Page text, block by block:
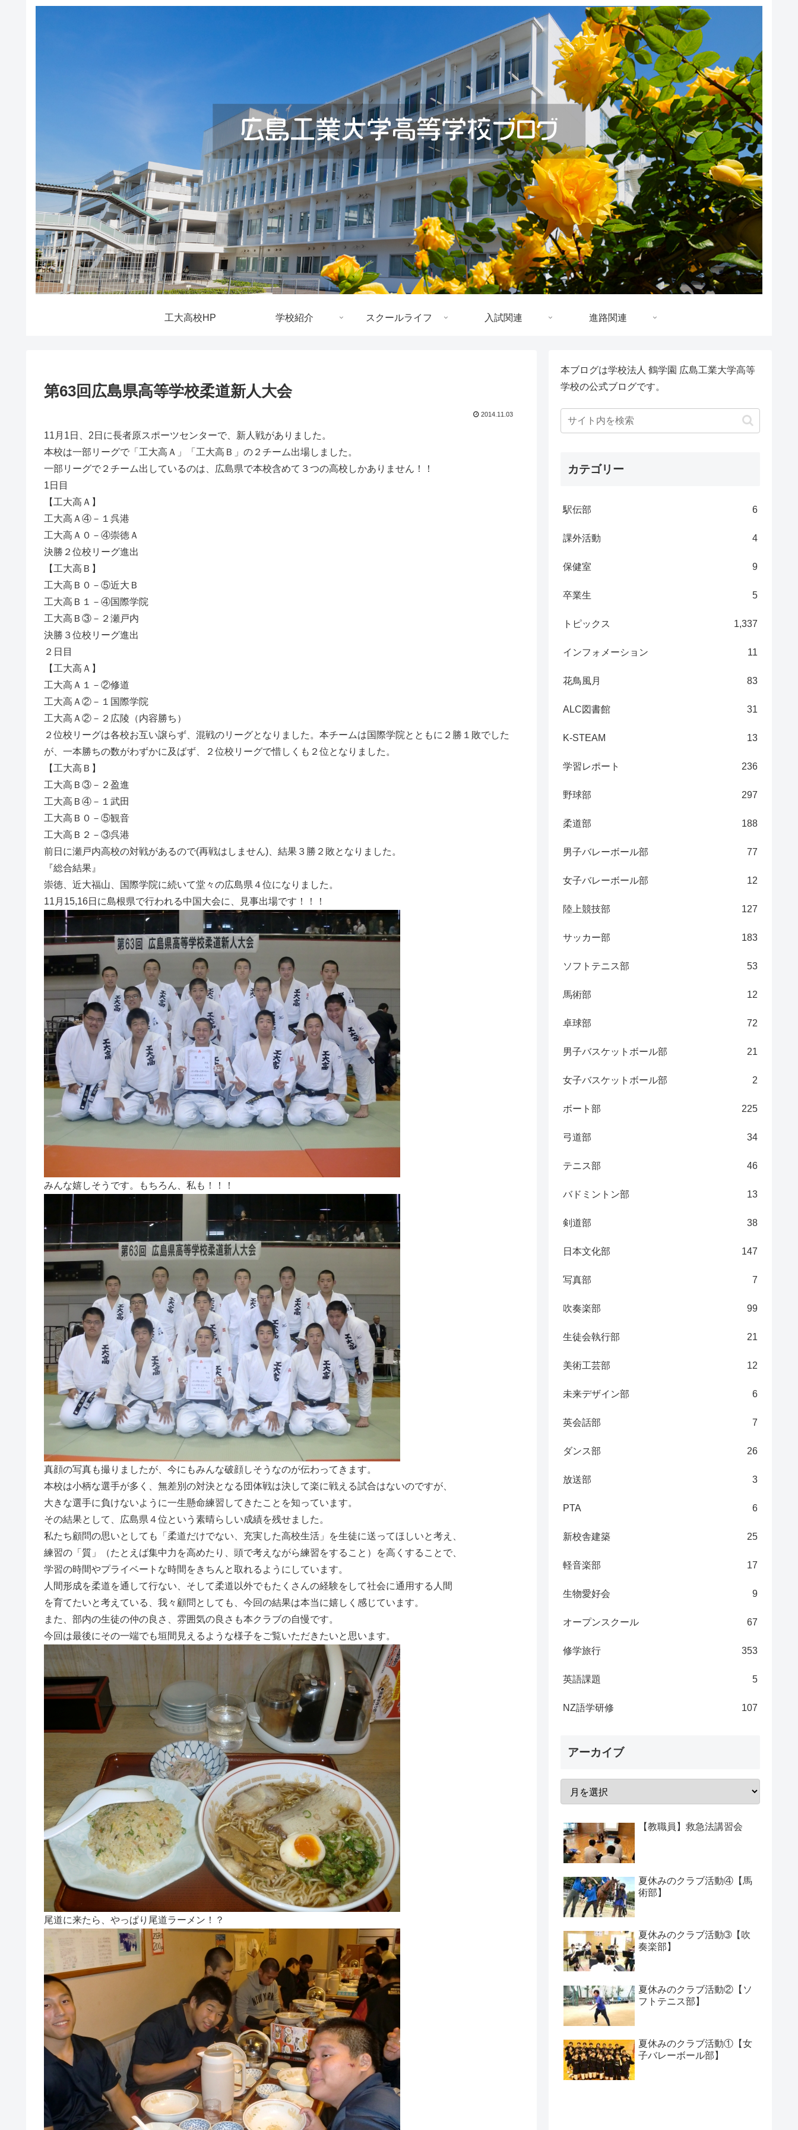
工大高校HP 学校紹介 スクールライフ 入試関連 進路関連
第63回広島県高等学校柔道新人大会
2014.11.03
11月1日、2日に長者原スポーツセンターで、新人戦がありました。
本校は一部リーグで「工大高Ａ」「工大高Ｂ」の２チーム出場しました。
一部リーグで２チーム出しているのは、広島県で本校含めて３つの高校しかありません！！
1日目
【工大高Ａ】
工大高Ａ④－１呉港
工大高Ａ０－④崇徳Ａ
決勝２位校リーグ進出
【工大高Ｂ】
工大高Ｂ０－⑤近大Ｂ
工大高Ｂ１－④国際学院
工大高Ｂ③－２瀬戸内
決勝３位校リーグ進出
２日目
【工大高Ａ】
工大高Ａ１－②修道
工大高Ａ②－１国際学院
工大高Ａ②－２広陵（内容勝ち）
２位校リーグは各校お互い譲らず、混戦のリーグとなりました。本チームは国際学院とともに２勝１敗でした
が、一本勝ちの数がわずかに及ばず、２位校リーグで惜しくも２位となりました。
【工大高Ｂ】
工大高Ｂ③－２盈進
工大高Ｂ④－１武田
工大高Ｂ０－⑤観音
工大高Ｂ２－③呉港
前日に瀬戸内高校の対戦があるので(再戦はしません)、結果３勝２敗となりました。
『総合結果』
崇徳、近大福山、国際学院に続いて堂々の広島県４位になりました。
11月15,16日に島根県で行われる中国大会に、見事出場です！！！
みんな嬉しそうです。もちろん、私も！！！
真顔の写真も撮りましたが、今にもみんな破顔しそうなのが伝わってきます。
本校は小柄な選手が多く、無差別の対決となる団体戦は決して楽に戦える試合はないのですが、
大きな選手に負けないように一生懸命練習してきたことを知っています。
その結果として、広島県４位という素晴らしい成績を残せました。
私たち顧問の思いとしても「柔道だけでない、充実した高校生活」を生徒に送ってほしいと考え、
練習の「質」（たとえば集中力を高めたり、頭で考えながら練習をすること）を高くすることで、
学習の時間やプライベートな時間をきちんと取れるようにしています。
人間形成を柔道を通して行ない、そして柔道以外でもたくさんの経験をして社会に通用する人間
を育てたいと考えている、我々顧問としても、今回の結果は本当に嬉しく感じています。
また、部内の生徒の仲の良さ、雰囲気の良さも本クラブの自慢です。
今回は最後にその一端でも垣間見えるような様子をご覧いただきたいと思います。
尾道に来たら、やっぱり尾道ラーメン！？
本ブログは学校法人 鶴学園 広島工業大学高等
学校の公式ブログです。
カテゴリー
駅伝部 6
課外活動 4
保健室 9
卒業生 5
トピックス 1,337
インフォメーション 11
花鳥風月 83
ALC図書館 31
K-STEAM 13
学習レポート 236
野球部 297
柔道部 188
男子バレーボール部 77
女子バレーボール部 12
陸上競技部 127
サッカー部 183
ソフトテニス部 53
馬術部 12
卓球部 72
男子バスケットボール部 21
女子バスケットボール部 2
ボート部 225
弓道部 34
テニス部 46
バドミントン部 13
剣道部 38
日本文化部 147
写真部 7
吹奏楽部 99
生徒会執行部 21
美術工芸部 12
未来デザイン部 6
英会話部 7
ダンス部 26
放送部 3
PTA 6
新校舎建築 25
軽音楽部 17
生物愛好会 9
オープンスクール 67
修学旅行 353
英語課題 5
NZ語学研修 107
アーカイブ
【教職員】救急法講習会
夏休みのクラブ活動④【馬
術部】
夏休みのクラブ活動➂【吹
奏楽部】
夏休みのクラブ活動②【ソ
フトテニス部】
夏休みのクラブ活動①【女
子バレーボール部】